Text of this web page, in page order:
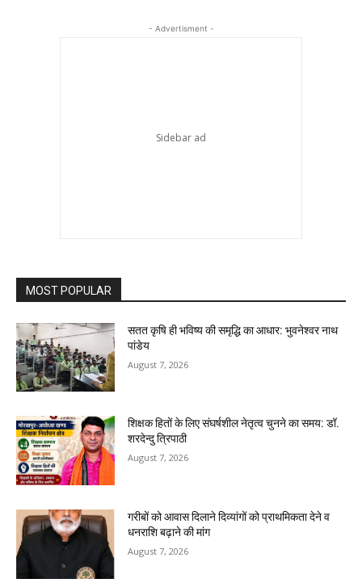
- Advertisment -
MOST POPULAR
सतत कृषि ही भविष्य की समृद्धि का आधार: भुवनेश्वर नाथ
पांडेय
August 7, 2026
शिक्षक हितों के लिए संघर्षशील नेतृत्व चुनने का समय: डॉ.
शरदेन्दु त्रिपाठी
August 7, 2026
गरीबों को आवास दिलाने दिव्यांगों को प्राथमिकता देने व
धनराशि बढ़ाने की मांग
August 7, 2026